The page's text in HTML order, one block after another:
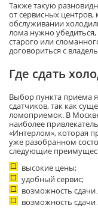
Также такую
от сервисных
обслуживании
лома нужно
старого или
договориться с
Где сдать
Выбор пункта приема
сдатчиков, так как
ломоприемок. В
наиболее
«Интерлом», которая
уже разобранном
следующие
высокие цены;
удобный сервис;
возможность
возможность